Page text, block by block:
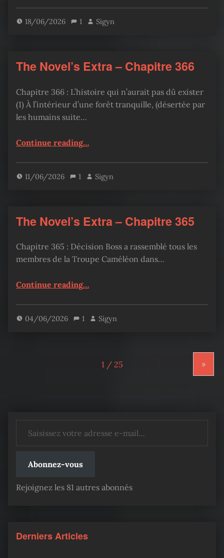
18/06/2026 1 Sigyn
The Novel’s Extra – Chapitre 366
Chapitre 366 : L’histoire qui n’aurait pas dû exister
(1) À l’intérieur d’une forêt tranquille, (désertée par
les humains suite…
Continue reading“The Novel’s Extra – Chapitre 366”
…
11/06/2026 1 Sigyn
The Novel’s Extra – Chapitre 365
Chapitre 365 : Décision Boss a rassemblé tous les
membres de la Troupe Caméléon dans…
Continue reading“The Novel’s Extra – Chapitre 365”
…
04/06/2026 1 Sigyn
»
Abonnez-vous
Rejoignez les 81 autres abonnés
Derniers Articles